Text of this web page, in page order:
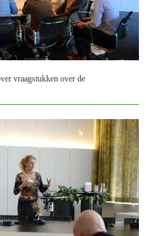
vraagstukken over de